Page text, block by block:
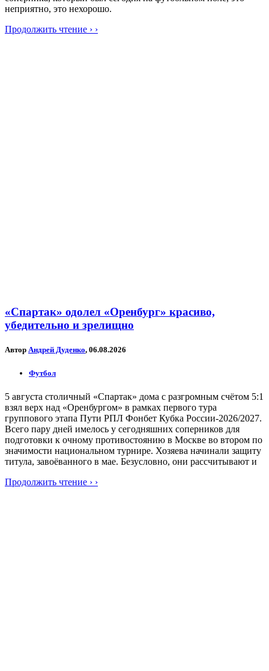
неприятно, это нехорошо.
Продолжить чтение › ›
«Спартак» одолел «Оренбург» красиво,
убедительно и зрелищно
Автор Андрей Дуденко, 06.08.2026
Футбол
5 августа столичный «Спартак» дома с разгромным счётом 5:1
взял верх над «Оренбургом» в рамках первого тура
группового этапа Пути РПЛ Фонбет Кубка России-2026/2027.
Всего пару дней имелось у сегодняшних соперников для
подготовки к очному противостоянию в Москве во втором по
значимости национальном турнире. Хозяева начинали защиту
титула, завоёванного в мае. Безусловно, они рассчитывают и
Продолжить чтение › ›